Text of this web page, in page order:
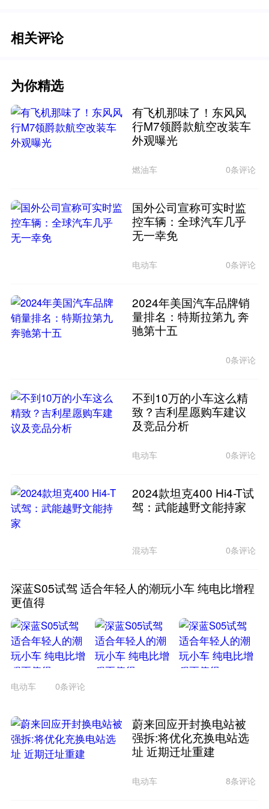
相关评论
为你精选
有飞机那味了！东风风
行M7领爵款航空改装车
外观曝光
燃油车 0条评论
国外公司宣称可实时监
控车辆：全球汽车几乎
无一幸免
电动车 0条评论
2024年美国汽车品牌销
量排名：特斯拉第九 奔
驰第十五
0条评论
不到10万的小车这么精
致？吉利星愿购车建议
及竞品分析
电动车 0条评论
2024款坦克400 Hi4-T试
驾：武能越野文能持家
混动车 0条评论
深蓝S05试驾 适合年轻人的潮玩小车 纯电比增程
更值得
电动车 0条评论
蔚来回应开封换电站被
强拆:将优化充换电站选
址 近期迁址重建
电动车 8条评论